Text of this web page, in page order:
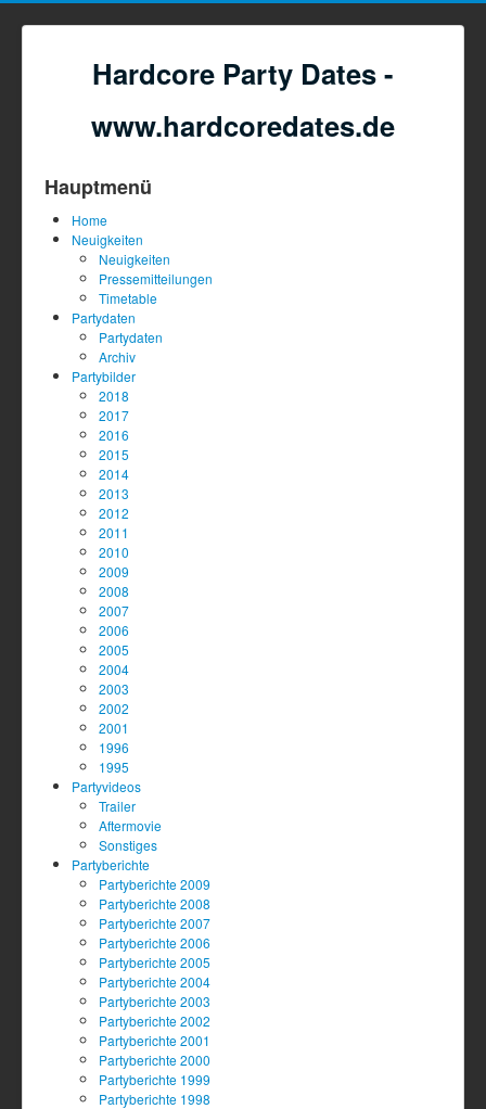
Hardcore Party Dates -
www.hardcoredates.de
Hauptmenü
Home
Neuigkeiten
Neuigkeiten
Pressemitteilungen
Timetable
Partydaten
Partydaten
Archiv
Partybilder
2018
2017
2016
2015
2014
2013
2012
2011
2010
2009
2008
2007
2006
2005
2004
2003
2002
2001
1996
1995
Partyvideos
Trailer
Aftermovie
Sonstiges
Partyberichte
Partyberichte 2009
Partyberichte 2008
Partyberichte 2007
Partyberichte 2006
Partyberichte 2005
Partyberichte 2004
Partyberichte 2003
Partyberichte 2002
Partyberichte 2001
Partyberichte 2000
Partyberichte 1999
Partyberichte 1998